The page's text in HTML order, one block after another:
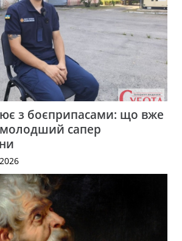
з боєприпасами: що вже
сапер